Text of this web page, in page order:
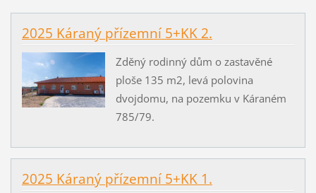
2025 Káraný přízemní 5+KK 2.
Zděný rodinný dům o zastavěné
ploše 135 m2, levá polovina
dvojdomu, na pozemku v Káraném
785/79.
2025 Káraný přízemní 5+KK 1.